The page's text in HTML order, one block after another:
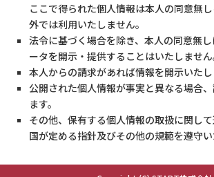
ここで得られた個人情報は本人の同意無
外では利用いたしません。
法令に基づく場合を除き、本人の同意無
ータを開示・提供することはいたしません
本人からの請求があれば情報を開示いたし
公開された個人情報が事実と異なる場合
ます。
その他、保有する個人情報の取扱に関して
国が定める指針及びその他の規範を遵守い